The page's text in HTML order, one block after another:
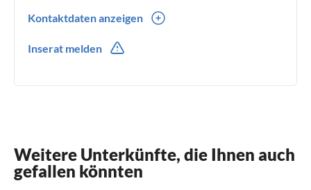
Kontaktdaten anzeigen
Inserat melden
Weitere Unterkünfte, die Ihnen auch
gefallen könnten